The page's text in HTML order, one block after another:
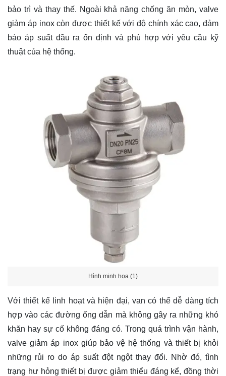
bảo trì và thay thế. Ngoài khả năng chống ăn mòn, valve
giảm áp inox còn được thiết kế với độ chính xác cao, đảm
bảo áp suất đầu ra ổn định và phù hợp với yêu cầu kỹ
thuật của hệ thống.
Hình minh họa (1)
Với thiết kế linh hoạt và hiện đại, van có thể dễ dàng tích
hợp vào các đường ống dẫn mà không gây ra những khó
khăn hay sự cố không đáng có. Trong quá trình vận hành,
valve giảm áp inox giúp bảo vệ hệ thống và thiết bị khỏi
những rủi ro do áp suất đột ngột thay đổi. Nhờ đó, tình
trạng hư hỏng thiết bị được giảm thiểu đáng kể, đồng thời